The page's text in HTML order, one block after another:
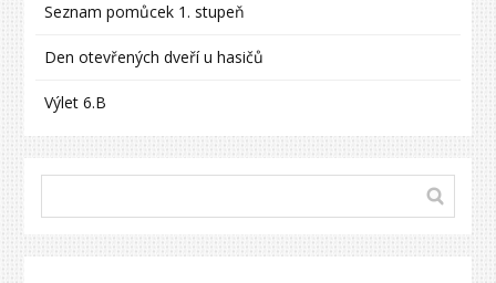
Seznam pomůcek 1. stupeň
Den otevřených dveří u hasičů
Výlet 6.B